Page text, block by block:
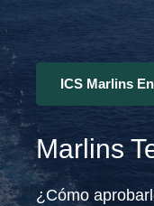
ICS Marlins
Marlins
¿Cómo